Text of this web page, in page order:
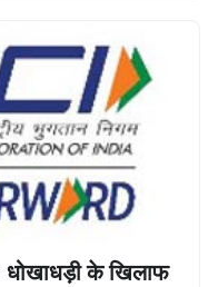
धोखाधड़ी के खिलाफ